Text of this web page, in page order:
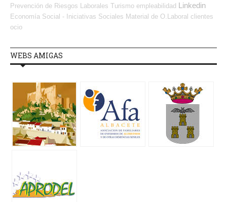
Prevención de Riesgos Laborales Turismo empleabilidad Linkedin
Economía Social - Iniciativas Sociales Material de O.Laboral clientes
ocio
WEBS AMIGAS